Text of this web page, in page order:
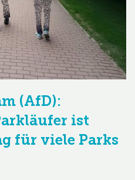
(AfD):
ist
für viele Parks